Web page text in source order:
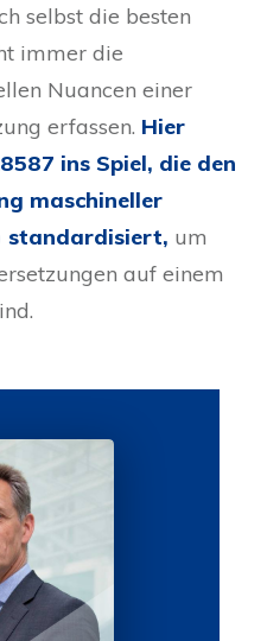
selbst die besten
immer die
Nuancen einer
erfassen. Hier
ins Spiel, die den
maschineller
standardisiert, um
auf einem